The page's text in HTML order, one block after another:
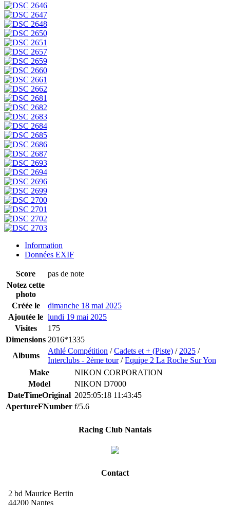
Information
Données EXIF
Score
pas de note
Notez cette
photo
Créée le
dimanche 18 mai 2025
Ajoutée le lundi 19 mai 2025
Visites
175
Dimensions 2016*1335
Albums
Athlé Compétition /Cadets et + (Piste) / 2025 /
Interclubs - 2ème tour/Equipe 2 La Roche Sur Yon
Make
NIKON CORPORATION
Model
NIKON D7000
DateTimeOriginal 2025:05:18 11:43:45
ApertureFNumber f/5.6
Racing Club Nantais
Contact
2 bd Maurice Bertin
44200 Nantes